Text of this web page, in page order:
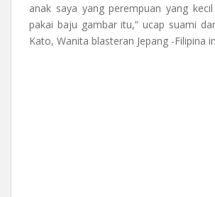
anak saya yang perempuan yang
pakai baju gambar itu,” ucap suami
Kato, Wanita blasteran Jepang -Filipina